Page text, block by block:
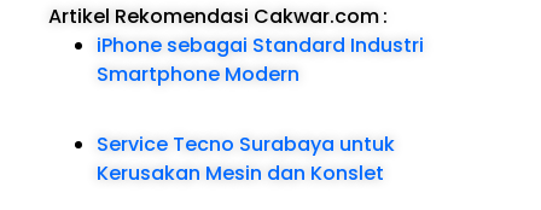
Artikel Rekomendasi Cakwar.com:
iPhone sebagai Standard Industri
Smartphone Modern
Service Tecno Surabaya untuk
Kerusakan Mesin dan Konslet